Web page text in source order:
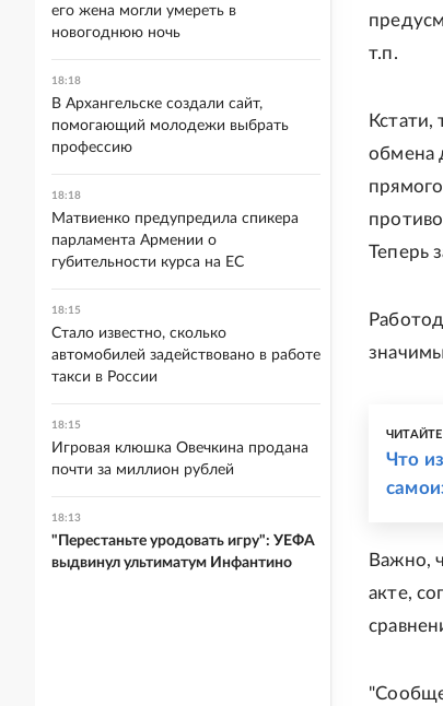
т.п.
обмена
Теперь
Что
Важно,
акте,
его жена могли умереть в
новогоднюю ночь
18:18
В Архангельске создали сайт,
помогающий молодежи выбрать
профессию
18:18
Матвиенко предупредила спикера
парламента Армении о
губительности курса на ЕС
18:15
Стало известно, сколько
автомобилей задействовано в работе
такси в России
18:15
Игровая клюшка Овечкина продана
почти за миллион рублей
18:13
"Перестаньте уродовать игру": УЕФА
выдвинул ультиматум Инфантино